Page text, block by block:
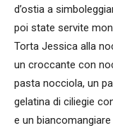
d’ostia a
poi state servite
Torta Jessica alla
un croccante con
pasta nocciola, un
gelatina di ciliegie
e un